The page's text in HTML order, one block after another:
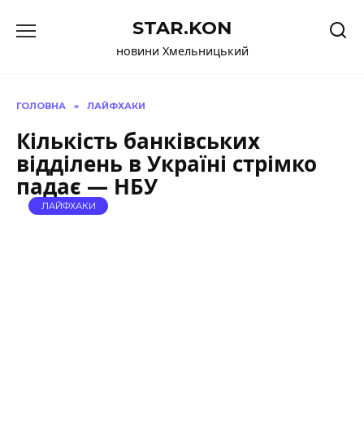
до
STAR.KON
новини Хмельницький
ГОЛОВНА » ЛАЙФХАКИ
Кількість банківських
відділень в Україні стрімко
падає — НБУ
ЛАЙФХАКИ